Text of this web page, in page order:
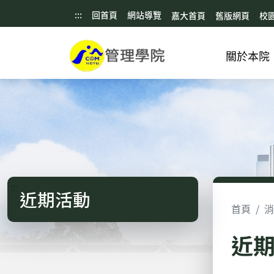
::: 回首頁 網站導覽 嘉大首頁 舊版網頁 校
關於本院
近期活動 首頁
近